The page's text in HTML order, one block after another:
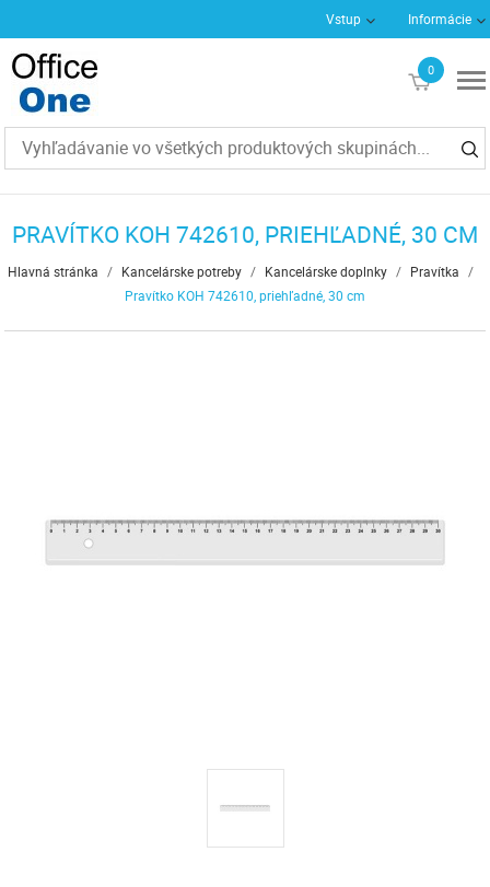
Vstup Informácie
0
€0
PRAVÍTKO KOH 742610, PRIEHĽADNÉ, 30 CM
Hlavná stránka / Kancelárske potreby / Kancelárske doplnky / Pravítka /
Pravítko KOH 742610, priehľadné, 30 cm